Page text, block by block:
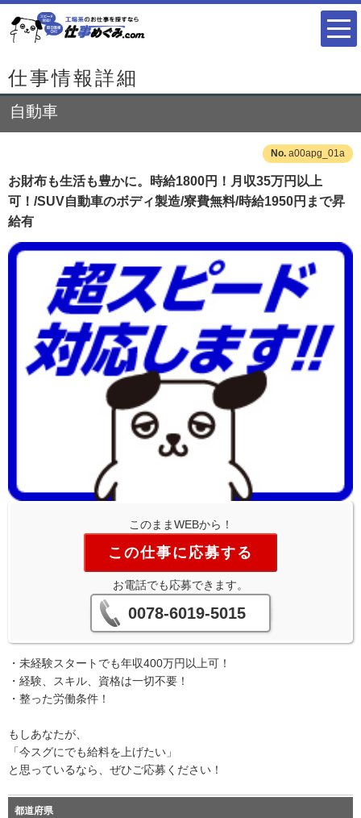
仕事情報詳細
自動車
a00apg_01a
お財布も生活も豊かに。時給1800円！月収35万円以上
可！/SUV自動車のボディ製造/寮費無料/時給1950円まで昇
給有
このままWEBから！
この仕事に応募する
お電話でも応募できます。
0078-6019-5015
・未経験スタートでも年収400万円以上可！
・経験、スキル、資格は一切不要！
・整った労働条件！
もしあなたが、
「今スグにでも給料を上げたい」
と思っているなら、ぜひご応募ください！
都道府県